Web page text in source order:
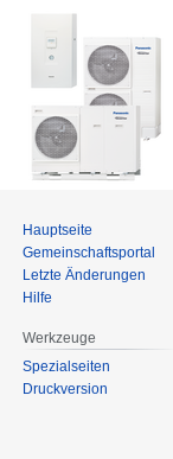
Hauptseite
Gemeinschafts­portal
Letzte Änderungen
Hilfe
Werkzeuge
Spezialseiten
Druckversion